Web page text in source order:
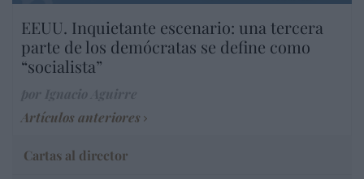
EEUU. Inquietante escenario: una tercera
parte de los demócratas se define como
“socialista”
Artículos anteriores
Cartas al director